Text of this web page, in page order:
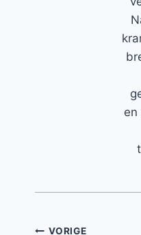
en
VORIGE